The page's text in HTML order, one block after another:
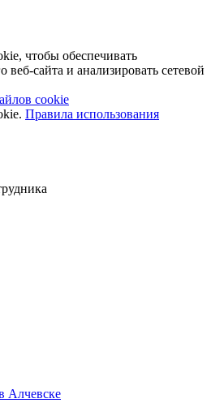
чтобы обеспечивать
сайта и анализировать сетевой
cookie
Правила использования
Алчевске